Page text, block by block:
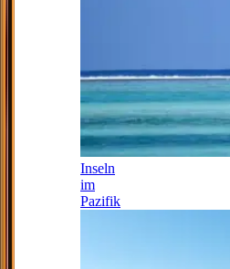
Inseln
im
Pazifik